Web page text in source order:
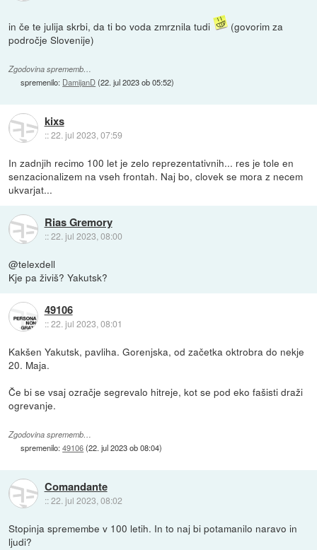
in če te julija skrbi, da ti bo voda zmrznila tudi
(govorim za
področje Slovenije)
Zgodovina sprememb…
spremenilo: DamijanD(22. jul 2023 ob 05:52)
kixs
::22. jul 2023, 07:59
In zadnjih recimo 100 let je zelo reprezentativnih... res je tole en
senzacionalizem na vseh frontah. Naj bo, clovek se mora z necem
ukvarjat...
Rias Gremory
::22. jul 2023, 08:00
@telexdell
Kje pa živiš? Yakutsk?
49106
::22. jul 2023, 08:01
Kakšen Yakutsk, pavliha. Gorenjska, od začetka oktrobra do nekje
20. Maja.
Če bi se vsaj ozračje segrevalo hitreje, kot se pod eko fašisti draži
ogrevanje.
Zgodovina sprememb…
spremenilo:49106(22. jul 2023 ob 08:04)
Comandante
::22. jul 2023, 08:02
Stopinja spremembe v 100 letih. In to naj bi potamanilo naravo in
ljudi?